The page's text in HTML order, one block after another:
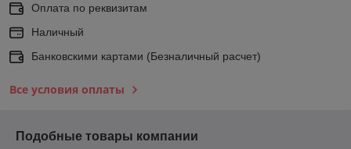
Оплата по реквизитам
Наличный
Банковскими картами (Безналичный расчет)
Все условия оплаты
Подобные товары компании